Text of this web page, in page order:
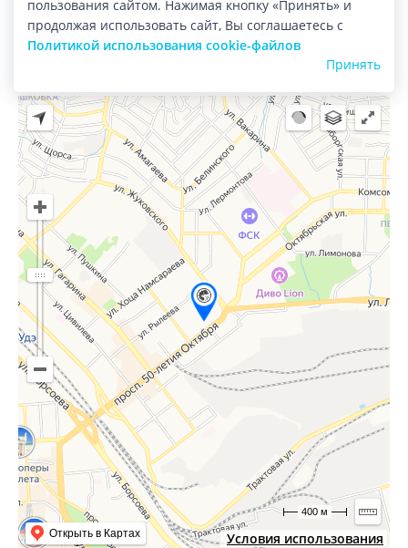
Город:Улан-Удэ
Условия использования
Открыть в Картах
400 м
пользования сайтом. Нажимая кнопку «Принять» и
продолжая использовать сайт, Вы соглашаетесь с
Политикой использования cookie-файлов
Принять